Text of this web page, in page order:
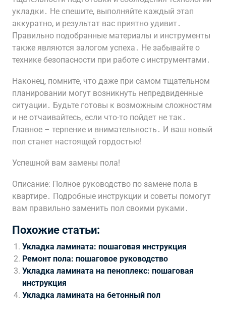
укладки․ Не спешите, выполняйте каждый этап
аккуратно, и результат вас приятно удивит․
Правильно подобранные материалы и инструменты
также являются залогом успеха․ Не забывайте о
технике безопасности при работе с инструментами․
Наконец, помните, что даже при самом тщательном
планировании могут возникнуть непредвиденные
ситуации․ Будьте готовы к возможным сложностям
и не отчаивайтесь, если что-то пойдет не так․
Главное – терпение и внимательность․ И ваш новый
пол станет настоящей гордостью!
Успешной вам замены пола!
Описание: Полное руководство по замене пола в
квартире․ Подробные инструкции и советы помогут
вам правильно заменить пол своими руками․
Похожие статьи:
Укладка ламината: пошаговая инструкция
Ремонт пола: пошаговое руководство
Укладка ламината на пеноплекс: пошаговая
инструкция
Укладка ламината на бетонный пол